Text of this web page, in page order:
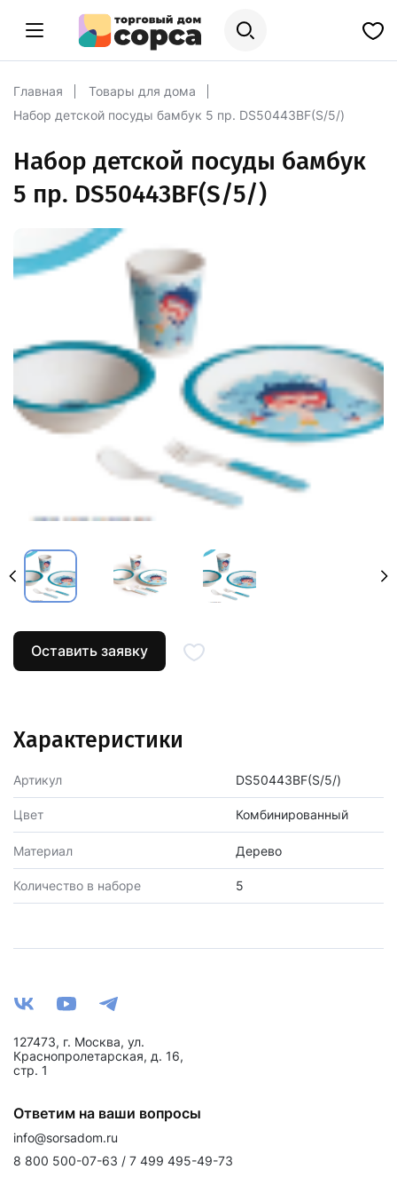
Главная
Товары для дома
Набор детской посуды бамбук 5 пр. DS50443BF(S/5/)
Набор детской посуды бамбук
5 пр. DS50443BF(S/5/)
Оставить заявку
Характеристики
Артикул DS50443BF(S/5/)
Цвет Комбинированный
Материал Дерево
Количество в наборе 5
Ответим на ваши вопросы
info@sorsadom.ru
8 800 500-07-63 / 7 499 495-49-73
127473, г. Москва, ул.
Краснопролетарская, д. 16,
стр. 1